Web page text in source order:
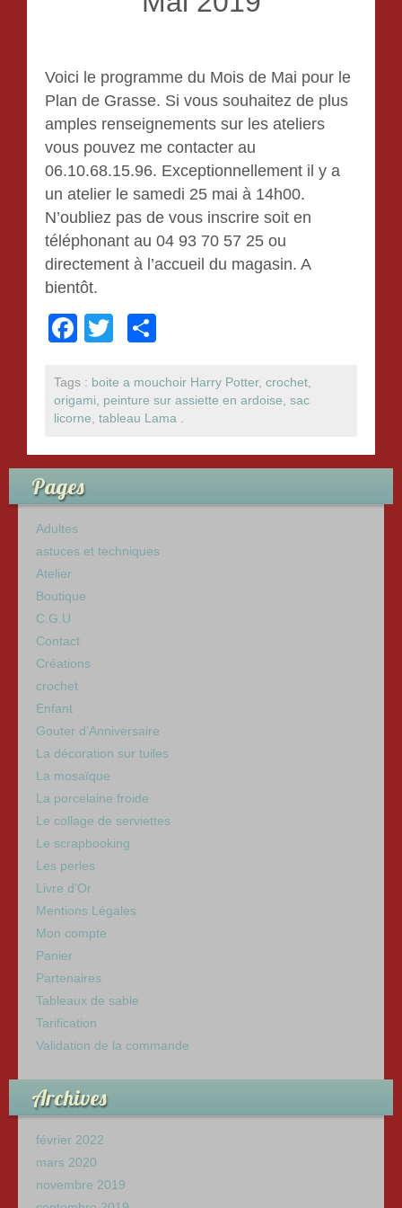
Voici le programme du Mois de Mai pour le
Plan de Grasse. Si vous souhaitez de plus
amples renseignements sur les ateliers
vous pouvez me contacter au
06.10.68.15.96. Exceptionnellement il y a
un atelier le samedi 25 mai à 14h00.
N’oubliez pas de vous inscrire soit en
téléphonant au 04 93 70 57 25 ou
directement à l’accueil du magasin. A
bientôt.
F
c
e
o
o
k
tt
er
ta
g
Tags : boite a mouchoir Harry Potter, crochet,
origami, peinture sur assiette en ardoise, sac
licorne, tableau Lama .
Pages
Adultes
astuces et techniques
Atelier
Boutique
C.G.U
Contact
Créations
crochet
Enfant
Gouter d’Anniversaire
La décoration sur tuiles
La mosaïque
La porcelaine froide
Le collage de serviettes
Le scrapbooking
Les perles
Livre d’Or
Mentions Légales
Mon compte
Panier
Partenaires
Tableaux de sable
Tarification
Validation de la commande
Archives
février 2022
mars 2020
novembre 2019